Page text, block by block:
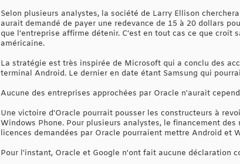
Selon plusieurs analystes, la société de Larry Ellison
aurait demandé de payer une redevance de 15 à 20 dollars
que l'entreprise affirme détenir. C'est en tout cas ce que croit
américaine.
La stratégie est très inspirée de Microsoft qui a conclu des
terminal Android. Le dernier en date étant Samsung qui
Aucune des entreprises approchées par Oracle n'aurait
Une victoire d'Oracle pourrait pousser les constructeurs à
Windows Phone. Pour plusieurs analystes, le financement
licences demandées par Oracle pourraient mettre Android et
Pour l'instant, Oracle et Google n'ont fait aucune déclaration